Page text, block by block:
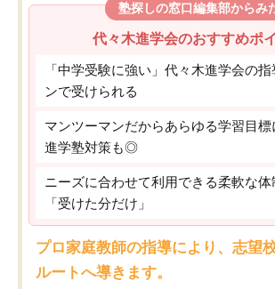
塾探しの窓口編集部からみ
代々木進学会のおすすめポ
「中学受験に強い」代々木進学会の
ンで受けられる
マンツーマンだからあらゆる学習目標
進学塾対策も◎
ニーズに合わせて利用できる柔軟な体
「受けた分だけ」
プロ家庭教師の指導により、志望
ルートへ導きます。